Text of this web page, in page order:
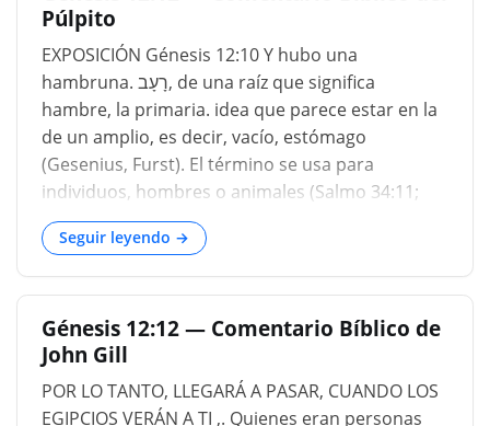
en la tierra prometida. Esta tierra es regada por
lluvias periódicas. Una temporada de sequía
detiene el progreso de la vegetación y provoca
una hambruna. Pero en Egip
Púlpito
EXPOSICIÓN Génesis 12:10 Y hubo una
hambruna. רָעָב, de una raíz que significa
hambre, la primaria. idea que parece estar en la
de un amplio, es decir, vacío, estómago
(Gesenius, Furst). El término se usa para
individuos, hombres o animales (Salmo 34:11;
Salmo 50:12); o de regiones (Sal 41: 1-13: 55). En
la tierra. De Canaán, que, aunque naturalmente
fértil, estaba sujeto a visitas de escasez debido a
su cultivo imperfecto (cf. Génesis 26:1; Génesis
41:56), especialmente en estaciones secas,
cuando las lluvias de noviembre y diciembre, de
las cuales
Seguir leyendo →
Génesis 12:12 — Comentario Bíblico de
John Gill
POR LO TANTO, LLEGARÁ A PASAR, CUANDO LOS
EGIPCIOS VERÁN A TI ,. Quienes eran personas